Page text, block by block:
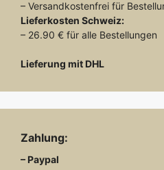
– Versandkostenfrei für
Lieferkosten Schweiz:
– 26.90 € für alle Bestellungen
Lieferung mit DHL
Zahlung:
– Paypal